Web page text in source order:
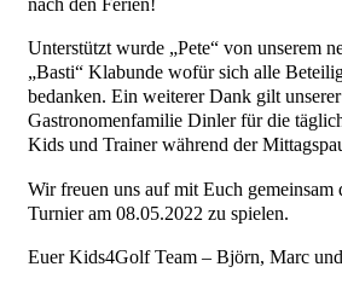
nach den Ferien!
Unterstützt wurde „Pete“ von unserem
„Basti“ Klabunde wofür sich alle
bedanken. Ein weiterer Dank gilt
Gastronomenfamilie Dinler für die
Kids und Trainer während der
Wir freuen uns auf mit Euch
Turnier am 08.05.2022 zu spielen.
Euer Kids4Golf Team – Björn, Marc